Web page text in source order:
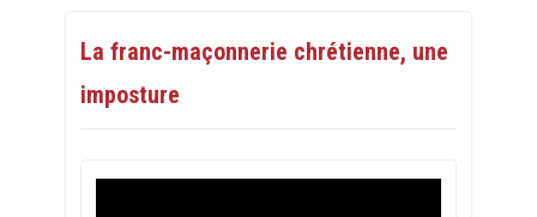
La franc-maçonnerie chrétienne, une
imposture